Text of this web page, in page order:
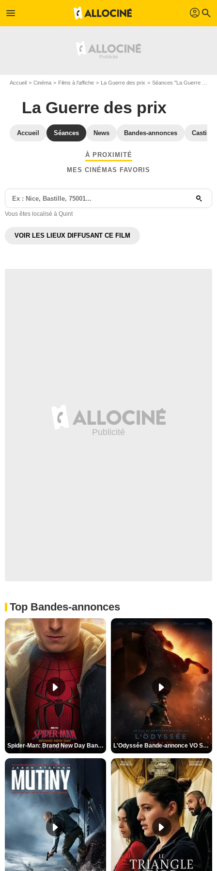
menu profil search
Accueil Cinéma Films à l'affiche La Guerre des prix Séances "La Guerre des prix" Haute-Garonne
La Guerre des prix
Accueil Séances News Bandes-annonces Casting
À PROXIMITÉ
MES CINÉMAS FAVORIS
Vous êtes localisé à Quint
VOIR LES LIEUX DIFFUSANT CE FILM
Top Bandes-annonces
Spider-Man: Brand New Day Bande-annonce VO STFR L'Odyssée Bande-annonce VO STFR